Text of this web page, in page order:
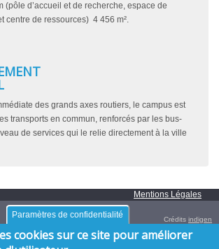
(pôle d’accueil et de recherche, espace de
centre de ressources) 4 456 m².
des grands axes routiers, le campus est
transports en commun, renforcés par les bus-
de services qui le relie directement à la ville
Mentions Légales
Crédits indigen
Biot,FRANCE
Paramètres de confidentialité
cookies sur ce site pour améliorer